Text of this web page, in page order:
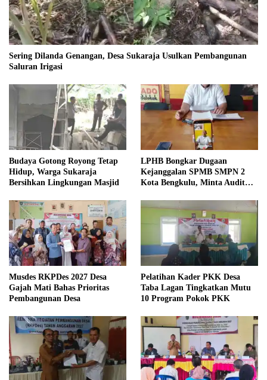
Sering Dilanda Genangan, Desa Sukaraja Usulkan Pembangunan
Saluran Irigasi
Budaya Gotong Royong Tetap
Hidup, Warga Sukaraja
Bersihkan Lingkungan Masjid
LPHB Bongkar Dugaan
Kejanggalan SPMB SMPN 2
Kota Bengkulu, Minta Audit
Musdes RKPDes 2027 Desa
Gajah Mati Bahas Prioritas
Pembangunan Desa
Pelatihan Kader PKK Desa
Taba Lagan Tingkatkan Mutu
10 Program Pokok PKK